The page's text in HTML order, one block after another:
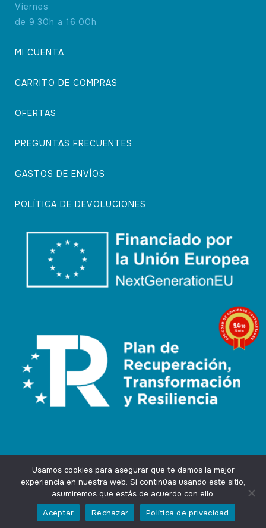
Viernes
de 9.30h a 16.00h
MI CUENTA
CARRITO DE COMPRAS
OFERTAS
PREGUNTAS FRECUENTES
GASTOS DE ENVÍOS
POLÍTICA DE DEVOLUCIONES
Design byAgencia Marketing OnlineIngenium.Marketing
Privacidad
Usamos cookies para asegurar que te damos la mejor
experiencia en nuestra web. Si continúas usando este sitio,
asumiremos que estás de acuerdo con ello.
Aceptar
Rechazar Política de privacidad
9.4/10
74 notas